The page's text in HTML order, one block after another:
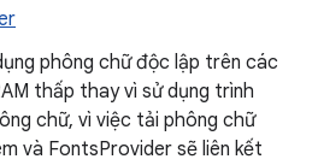
phông chữ độc lập trên các
thấp thay vì sử dụng trình
chữ, vì việc tải phông chữ
và FontsProvider sẽ liên kết